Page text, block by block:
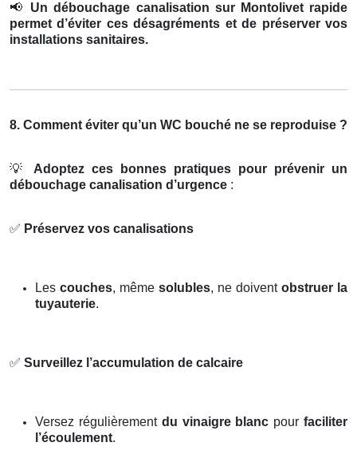
📢
Un débouchage canalisation sur Montolivet rapide
permet d’éviter ces désagréments et de préserver vos
installations sanitaires.
8. Comment éviter qu’un WC bouché ne se reproduise ?
💡
Adoptez ces bonnes pratiques pour prévenir un
débouchage canalisation d’urgence :
✅ Préservez vos canalisations
Les couches, même solubles, ne doivent obstruer la
tuyauterie.
✅ Surveillez l’accumulation de calcaire
Versez régulièrement du vinaigre blanc pourfaciliter
l’écoulement.